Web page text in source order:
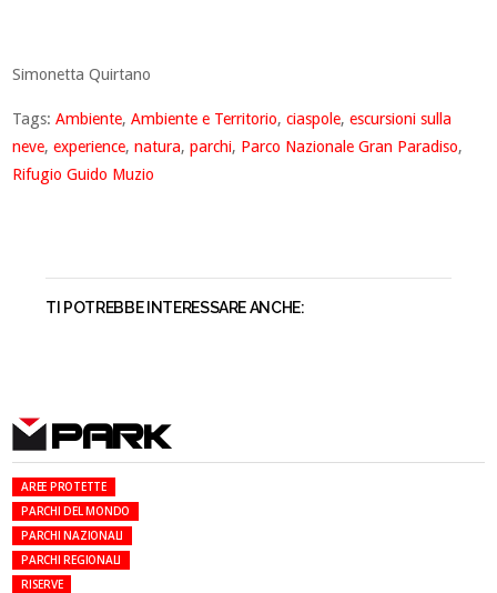
Simonetta Quirtano
Tags:Ambiente,Ambiente e Territorio,ciaspole,escursioni sulla
neve,experience,natura,parchi, Parco Nazionale Gran Paradiso,
Rifugio Guido Muzio
TI POTREBBE INTERESSARE ANCHE:
PARK
AREE PROTETTE
PARCHI DEL MONDO
PARCHI NAZIONALI
PARCHI REGIONALI
RISERVE